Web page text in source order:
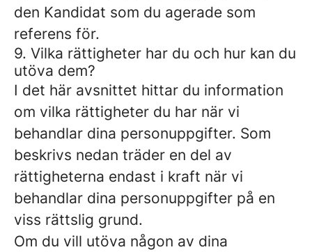
den Kandidat som du agerade som
referens för.
9. Vilka rättigheter har du och hur kan du
utöva dem?
I det här avsnittet hittar du information
om vilka rättigheter du har när vi
behandlar dina personuppgifter. Som
beskrivs nedan träder en del av
rättigheterna endast i kraft när vi
behandlar dina personuppgifter på en
viss rättslig grund.
Om du vill utöva någon av dina